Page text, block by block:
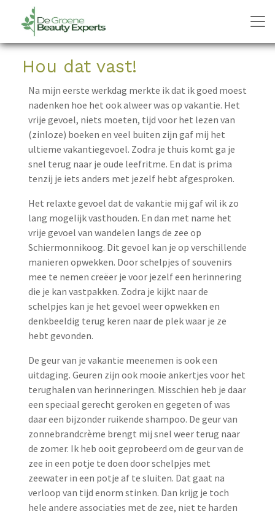
Hou dat vast!
Na mijn eerste werkdag merkte ik dat ik goed moest
nadenken hoe het ook alweer was op vakantie. Het
vrije gevoel, niets moeten, tijd voor het lezen van
(zinloze) boeken en veel buiten zijn gaf mij het
ultieme vakantiegevoel. Zodra je thuis komt ga je
snel terug naar je oude leefritme. En dat is prima
tenzij je iets anders met jezelf hebt afgesproken.
Het relaxte gevoel dat de vakantie mij gaf wil ik zo
lang mogelijk vasthouden. En dan met name het
vrije gevoel van wandelen langs de zee op
Schiermonnikoog. Dit gevoel kan je op verschillende
manieren opwekken. Door schelpjes of souvenirs
mee te nemen creëer je voor jezelf een herinnering
die je kan vastpakken. Zodra je kijkt naar de
schelpjes kan je het gevoel weer opwekken en
denkbeeldig terug keren naar de plek waar je ze
hebt gevonden.
De geur van je vakantie meenemen is ook een
uitdaging. Geuren zijn ook mooie ankertjes voor het
terughalen van herinneringen. Misschien heb je daar
een speciaal gerecht geroken en gegeten of was
daar een bijzonder ruikende shampoo. De geur van
zonnebrandcrème brengt mij snel weer terug naar
de zomer. Ik heb ooit geprobeerd om de geur van de
zee in een potje te doen door schelpjes met
zeewater in een potje af te sluiten. Dat gaat na
verloop van tijd enorm stinken. Dan krijg je toch
hele andere associaties met de zee, niet te harden